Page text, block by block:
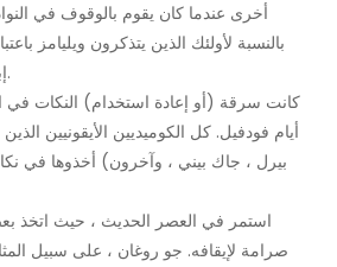
أخرى عندما كان يقوم بالوقوف في
بالنسبة لأولئك الذين يتذكرون ويليامز
إبداعًا وتألقًا في كل العصور.
كانت سرقة (أو إعادة استخدام) النكات في
أيام فودفيل. كل الكوميديين الأيقونيين
بيرل ، جاك بيني ، وآخرون) أخذوها في
استمر في العصر الحديث ، حيث اتخذ
صرامة لإيقافه. جو روغان ، على سبيل